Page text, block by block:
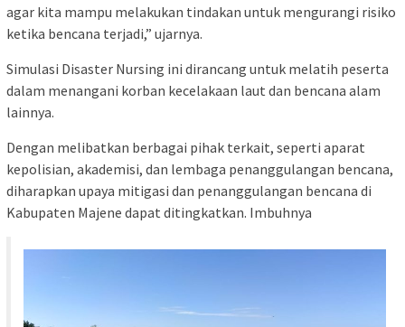
agar kita mampu melakukan tindakan untuk mengurangi risiko
ketika bencana terjadi,” ujarnya.
Simulasi Disaster Nursing ini dirancang untuk melatih peserta
dalam menangani korban kecelakaan laut dan bencana alam
lainnya.
Dengan melibatkan berbagai pihak terkait, seperti aparat
kepolisian, akademisi, dan lembaga penanggulangan bencana,
diharapkan upaya mitigasi dan penanggulangan bencana di
Kabupaten Majene dapat ditingkatkan. Imbuhnya